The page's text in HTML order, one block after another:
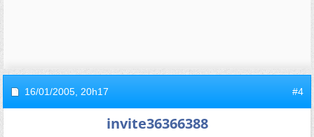
16/01/2005, 20h17 #4
invite36366388